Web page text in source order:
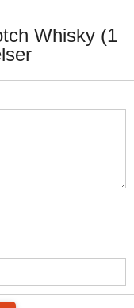
Whisky (1